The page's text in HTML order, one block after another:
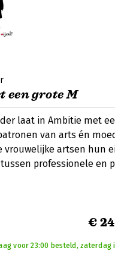
een grote M
laat in Ambitie met
van arts én
vrouwelijke artsen hun
professionele en
€
voor 23:00 besteld, zaterdag